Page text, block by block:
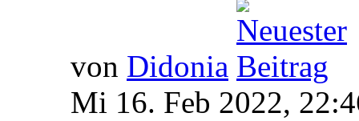
von Didonia
Mi 16. Feb 2022,